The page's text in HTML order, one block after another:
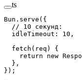
ts
Bun. serve ({
  // 10 секунд:
  idleTimeout:
10 ,
  fetch
( req ) {
    return
new
  },
});